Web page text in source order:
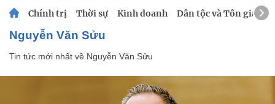
Chính trị Thời sự Kinh doanh Dân tộc và Tôn giáo
Nguyễn Văn Sửu
Tin tức mới nhất về Nguyễn Văn Sửu